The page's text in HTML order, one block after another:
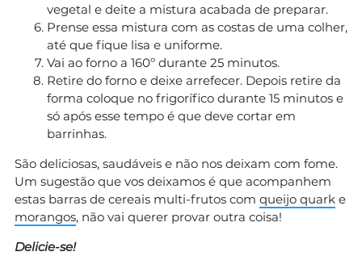
vegetal e deite a mistura acabada de preparar.
Prense essa mistura com as costas de uma colher,
até que fique lisa e uniforme.
Vai ao forno a 160º durante 25 minutos.
Retire do forno e deixe arrefecer. Depois retire da
forma coloque no frigorífico durante 15 minutos e
só após esse tempo é que deve cortar em
barrinhas.
São deliciosas, saudáveis e não nos deixam com fome.
Um sugestão que vos deixamos é que acompanhem
estas barras de cereais multi-frutos com queijo quark e
morangos, não vai querer provar outra coisa!
Delicie-se!